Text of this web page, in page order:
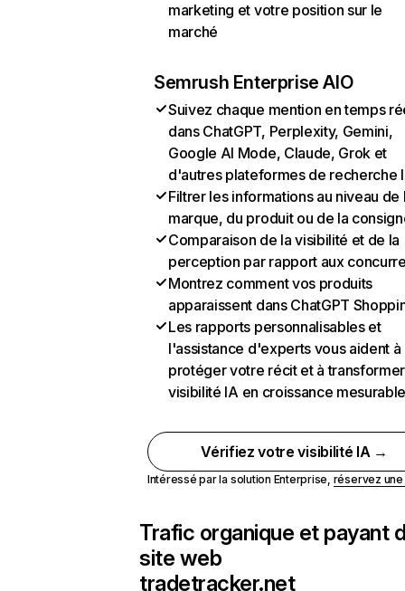
marketing et votre position sur le
marché
Semrush Enterprise AIO
Suivez chaque mention en temps
dans ChatGPT, Perplexity, Gemini,
Google AI Mode, Claude, Grok et
d'autres plateformes de recherche
Filtrer les informations au niveau de
marque, du produit ou de la
Comparaison de la visibilité et de la
perception par rapport aux
Montrez comment vos produits
apparaissent dans ChatGPT
Les rapports personnalisables et
l'assistance d'experts vous aident à
protéger votre récit et à
visibilité IA en croissance
Vérifiez votre visibilité IA →
Intéressé par la solution Enterprise, réservez
Trafic organique et payant
site web
tradetracker.net